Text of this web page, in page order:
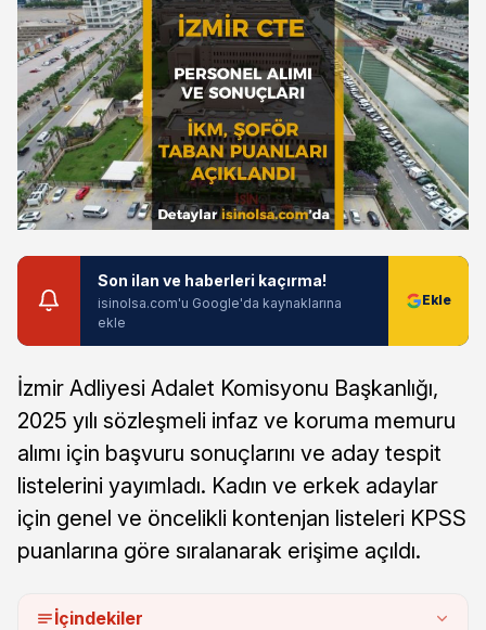
Son ilan ve haberleri kaçırma!
isinolsa.com'u Google'da kaynaklarına
ekle
İzmir Adliyesi Adalet Komisyonu Başkanlığı,
2025 yılı sözleşmeli infaz ve koruma memuru
alımı için başvuru sonuçlarını ve aday tespit
listelerini yayımladı. Kadın ve erkek adaylar
için genel ve öncelikli kontenjan listeleri KPSS
puanlarına göre sıralanarak erişime açıldı.
İçindekiler